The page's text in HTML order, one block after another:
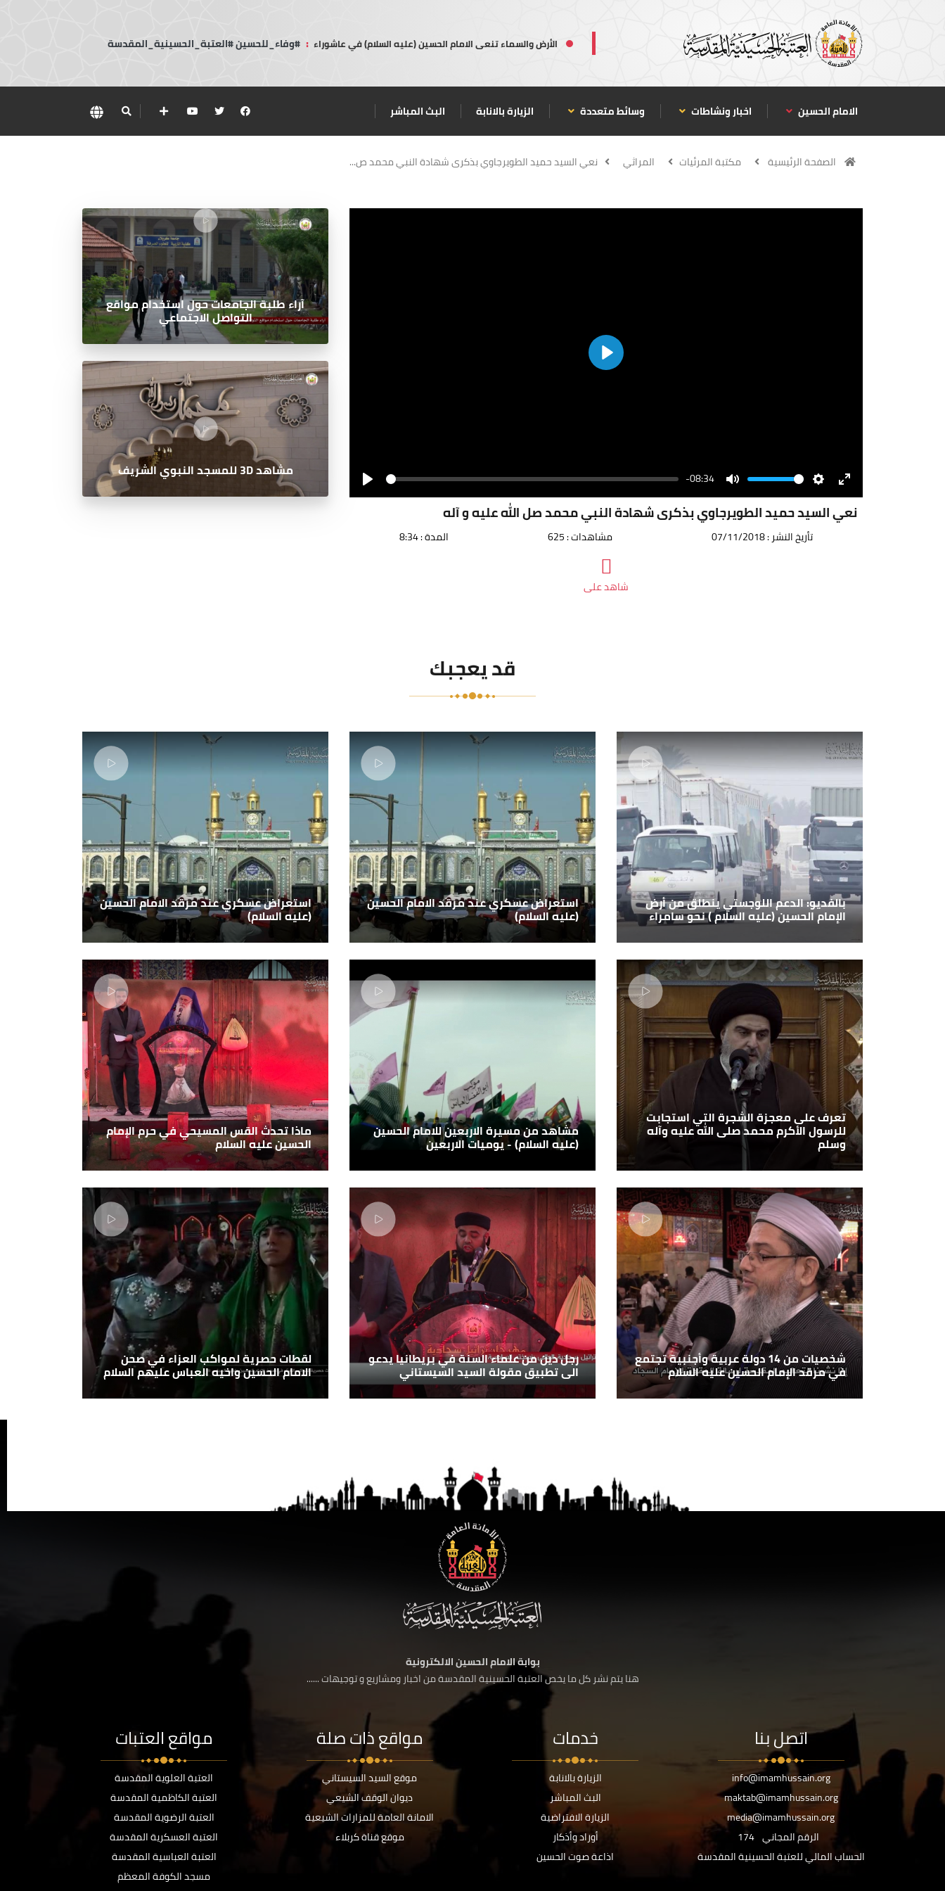
الأرض والسماء تنعى الامام الحسين (عليه السلام) في عاشوراء : #وفاء_للحسين #العتبة_الحسينية_المقدسة
الامام الحسين اخبار ونشاطات وسائط متعددة الزيارة بالانابة البث المباشر
الصفحة الرئيسية مكتبة المرئيات المراثي نعي السيد حميد الطويرجاوي بذكرى شهادة النبي محمد ص...
Play
Play
Seek -08:34
Mute
Volume
SettingsEnter
fullscreenنعي السيد حميد الطويرجاوي بذكرى شهادة النبي محمد صل الله عليه و آله
تأريخ النشر : 07/11/2018 مشاهدات : 625 المدة : 8:34
شاهد على
آراء طلبة الجامعات حول استخدام مواقع
التواصل الاجتماعي
مشاهد 3D للمسجد النبوي الشريف
قد يعجبك
بالفديو: الدعم اللوجستي ينطلق من أرض
الإمام الحسين (عليه السلام ) نحو سامراء
استعراض عسكري عند مرقد الامام الحسين
(عليه السلام)
استعراض عسكري عند مرقد الامام الحسين
(عليه السلام)
تعرف على معجزة الشجرة التي استجابت
للرسول الأكرم محمد صلى الله عليه وآله
وسلم
مشاهد من مسيرة الاربعين للامام الحسين
(عليه السلام) - يوميات الاربعين
ماذا تحدث القس المسيحي في حرم الإمام
الحسين عليه السلام
شخصيات من 14 دولة عربية وأجنبية تجتمع
في مرقد الإمام الحسين عليه السلام
رجل دين من علماء السنة في بريطانيا يدعو
الى تطبيق مقولة السيد السيستاني
لقطات حصرية لمواكب العزاء في صحن
الامام الحسين واخيه العباس عليهم السلام
بوابة الامام الحسين الالكترونية
هنا يتم نشر كل ما يخص العتبة الحسينية المقدسة من اخبار ومشاريع و توجيهات ......
اتصل بنا
info@imamhussain.org
maktab@imamhussain.org
media@imamhussain.org
الرقم المجاني 174
الحساب المالي للعتبة الحسينية المقدسة
خدمات
الزيارة بالانابة
البث المباشر
الزيارة الافتراضية
أوراد وأذكار
اذاعة صوت الحسين
مواقع ذات صلة
موقع السيد السيستاني
ديوان الوقف الشيعي
الامانة العامة للمزارات الشيعية
موقع قناة كربلاء
مواقع العتبات
العتبة العلوية المقدسة
العتبة الكاظمية المقدسة
العتبة الرضوية المقدسة
العتبة العسكرية المقدسة
العتبة العباسية المقدسة
مسجد الكوفة المعظم